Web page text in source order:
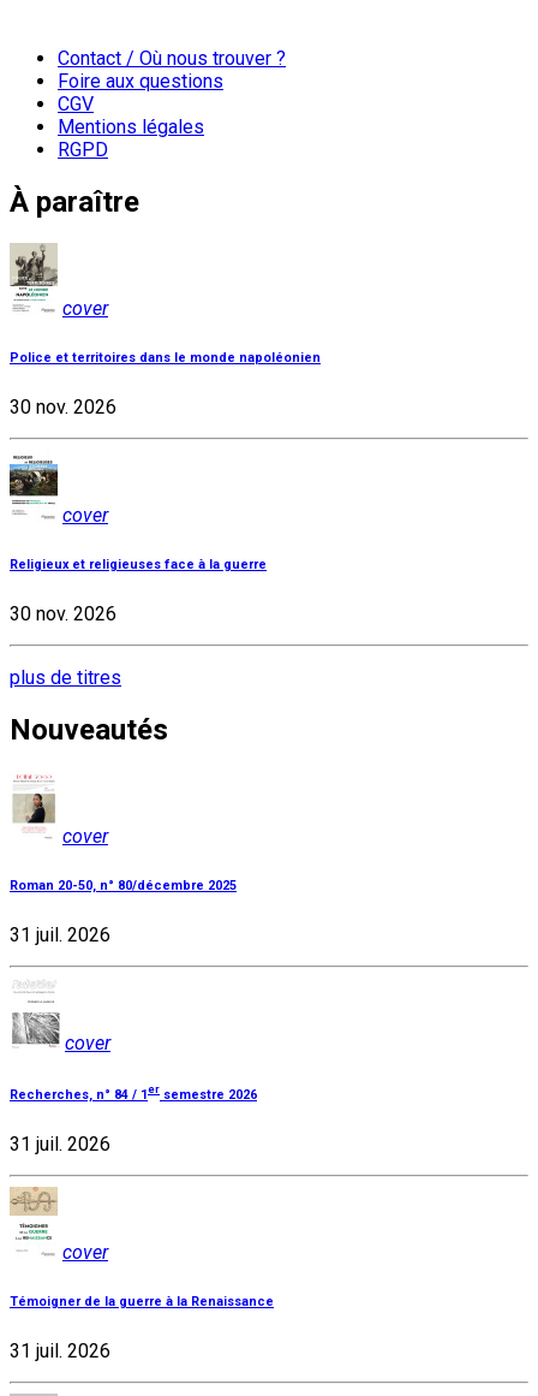
Contact / Où nous trouver ?
Foire aux questions
CGV
Mentions légales
RGPD
À paraître
cover
Police et territoires dans le monde napoléonien
30 nov. 2026
cover
Religieux et religieuses face à la guerre
30 nov. 2026
plus de titres
Nouveautés
cover
Roman 20-50, n° 80/décembre 2025
31 juil. 2026
cover
Recherches, n° 84 / 1 er semestre 2026
31 juil. 2026
cover
Témoigner de la guerre à la Renaissance
31 juil. 2026